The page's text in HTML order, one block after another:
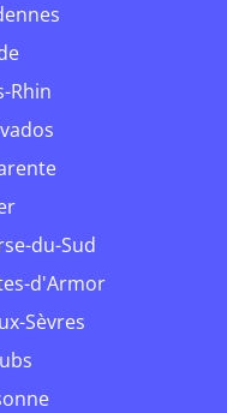
Rhin
du-Sud
d'Armor
Sèvres